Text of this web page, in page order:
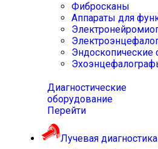
Фибросканы
Аппараты для
Эндоскопические
Диагностические
оборудование
Перейти
Лучевая диагностика